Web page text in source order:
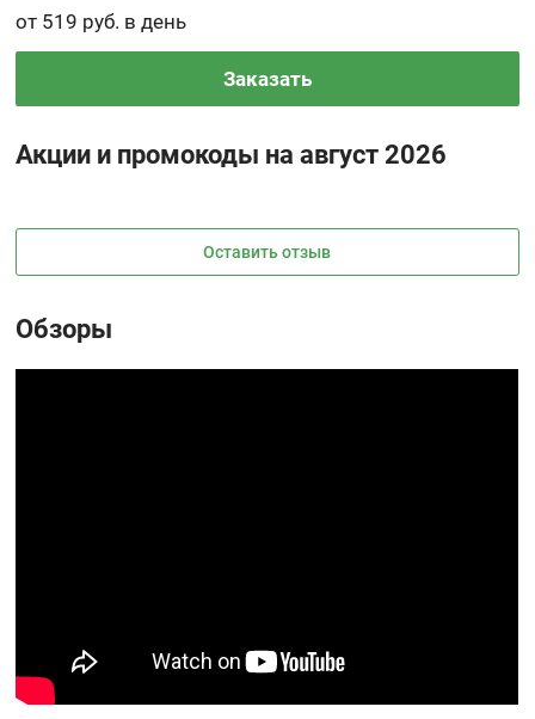
от 519 руб. в день
Заказать
Акции и промокоды на август 2026
Оставить отзыв
Обзоры